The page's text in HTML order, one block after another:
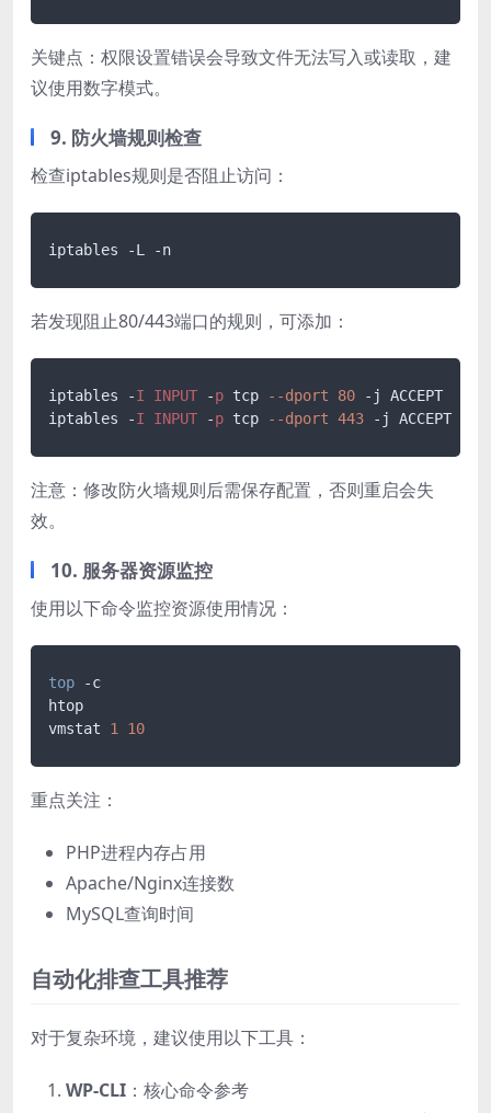
关键点：权限设置错误会导致文件无法写入或读取，建
议使用数字模式。
9. 防火墙规则检查
检查iptables规则是否阻止访问：
若发现阻止80/443端口的规则，可添加：
iptables -I INPUT -p tcp --dport 80 -j ACCEPT
iptables -I INPUT -p tcp --dport 443
注意：修改防火墙规则后需保存配置，否则重启会失
效。
10. 服务器资源监控
使用以下命令监控资源使用情况：
top -c
htop
vmstat 1 10
重点关注：
PHP进程内存占用
Apache/Nginx连接数
MySQL查询时间
自动化排查工具推荐
对于复杂环境，建议使用以下工具：
WP-CLI ：核心命令参考